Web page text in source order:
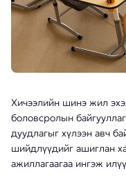
Хичээлийн шинэ жил
боловсролын
дуудлагыг хүлээн авч
шийдлүүдийг ашиглан
ажиллагаагаа ингэж